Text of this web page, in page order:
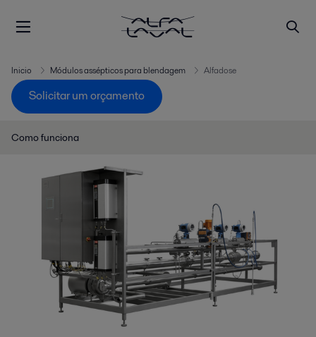
Inicio Módulos assépticos para blendagem Alfadose
Solicitar um orçamento
Como funciona